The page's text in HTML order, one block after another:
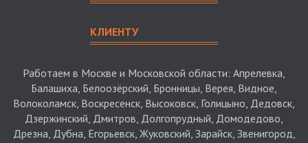
КЛИЕНТУ
Работаем в Москве и Московской области: Апрелевка,
Балашиха, Белоозёрский, Бронницы, Верея, Видное,
Волоколамск, Воскресенск, Высоковск, Голицыно, Дедовск,
Дзержинский, Дмитров, Долгопрудный, Домодедово,
Дрезна, Дубна, Егорьевск, Жуковский, Зарайск, Звенигород,